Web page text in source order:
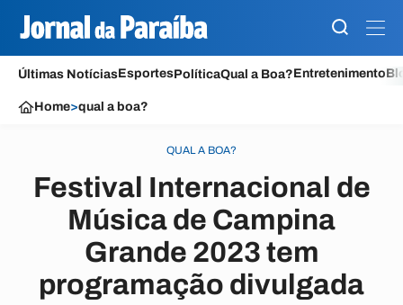
Últimas NotíciasEsportesPolíticaQual a Boa?Entretenimento
Home>qual a boa?
QUAL A BOA?
Festival Internacional de
Música de Campina
Grande 2023 tem
programação divulgada